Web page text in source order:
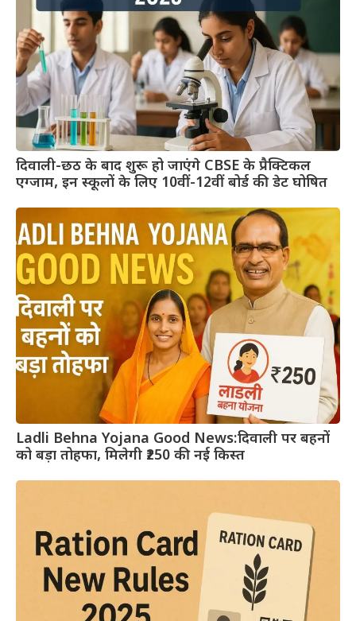
दिवाली-छठ के बाद शुरू हो जाएंगे CBSE के प्रैक्टिकल
एग्जाम, इन स्कूलों के लिए 10वीं-12वीं बोर्ड की डेट घोषित
Ladli Behna Yojana Good News:दिवाली पर बहनों
को बड़ा तोहफा, मिलेगी ₹250 की नई किस्त